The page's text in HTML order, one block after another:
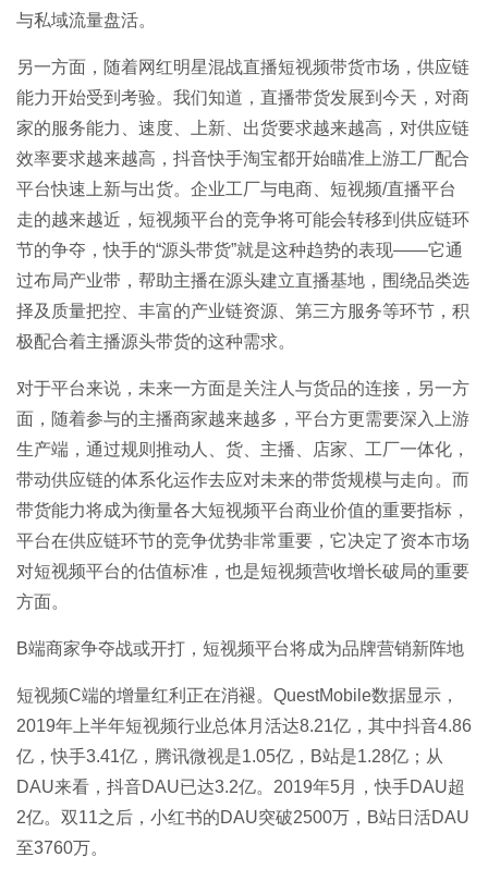
与私域流量盘活。
另一方面，随着网红明星混战直播短视频带货市场，供应链
能力开始受到考验。我们知道，直播带货发展到今天，对商
家的服务能力、速度、上新、出货要求越来越高，对供应链
效率要求越来越高，抖音快手淘宝都开始瞄准上游工厂配合
平台快速上新与出货。企业工厂与电商、 短视频/直播平台
走的越来越近，短视频平台的竞争将可能会转移到供应链环
节的争夺，快手的“源头带货”就是这种趋势的表现——它通
过布局产业带，帮助主播在源头建立直播基地，围绕品类选
择及质量把控、丰富的产业链资源、第三方服务等环节，积
极配合着主播源头带货的这种需求。
对于平台来说，未来一方面是关注人与货品的连接，另一方
面，随着参与的主播商家越来越多，平台方更需要深入上游
生产端，通过规则推动人、货、主播、店家、工厂一体化，
带动供应链的体系化运作去应对未来的带货规模与走向。而
带货能力将成为衡量各大短视频平台商业价值的重要指标，
平台在供应链环节的竞争优势非常重要，它决定了资本市场
对短视频平台的估值标准，也是短视频营收增长破局的重要
方面。
B端商家争夺战或开打， 短视频平台将成为品牌营销新阵地
短视频C端的增量红利正在消褪。QuestMobile数据显示，
2019年上半年短视频行业总体月活达8.21亿，其中抖音4.86
亿，快手3.41亿，腾讯微视是1.05亿，B站是1.28亿；从
DAU来看，抖音DAU已达3.2亿。2019年5月，快手DAU超
2亿。双11之后，小红书的DAU突破2500万，B站日活DAU
至3760万。